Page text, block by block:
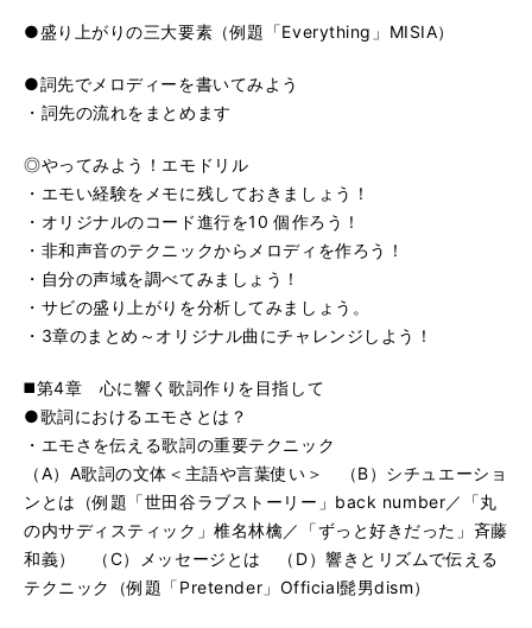
●盛り上がりの三大要素（例題「Everything」MISIA）
●詞先でメロディーを書いてみよう
・詞先の流れをまとめます
◎やってみよう！エモドリル
・エモい経験をメモに残しておきましょう！
・オリジナルのコード進行を10 個作ろう！
・非和声音のテクニックからメロディを作ろう！
・自分の声域を調べてみましょう！
・サビの盛り上がりを分析してみましょう。
・3章のまとめ～オリジナル曲にチャレンジしよう！
◼️第4章 心に響く歌詞作りを目指して
●歌詞におけるエモさとは？
・エモさを伝える歌詞の重要テクニック
（A）A歌詞の文体＜主語や言葉使い＞ （B）シチュエーショ
ンとは（例題「世田谷ラブストーリー」back number／「丸
の内サディスティック」椎名林檎／「ずっと好きだった」斉藤
和義） （C）メッセージとは （D）響きとリズムで伝える
テクニック（例題「Pretender」Official髭男dism）